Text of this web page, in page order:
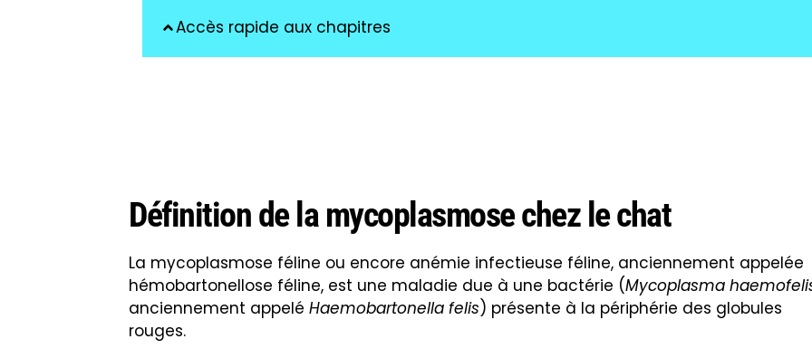
Accès rapide aux chapitres
Définition de la mycoplasmose chez le chat
La mycoplasmose féline ou encore anémie infectieuse féline, anciennement appelée
hémobartonellose féline, est une maladie due à une bactérie (Mycoplasma
anciennement appelé Haemobartonella felis) présente à la périphérie des globules
rouges.